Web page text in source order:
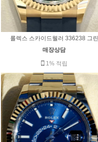
롤렉스 스카이드웰러 336238 그린
매장상담
1% 적립